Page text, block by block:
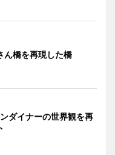
ん橋を再現した橋
ダイナーの世界観を再